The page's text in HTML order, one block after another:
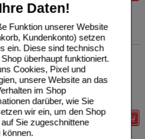
Daten!
Funktion unserer Website
Kundenkonto) setzen
ein. Diese sind technisch
überhaupt funktioniert.
Cookies, Pixel und
unsere Website an das
im Shop
darüber, wie Sie
wir ein, um den Shop
Sie zugeschnittene
können.
UVP**
Unser Preis*
Sie sparen
Details